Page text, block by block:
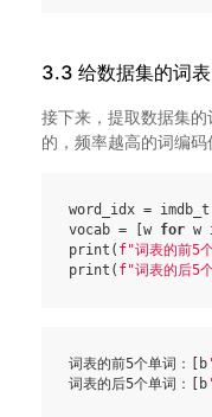
3.3 给数据集的词
接下来，提取数据集
的，频率越高的词编
word_idx =
vocab = w for w
print ( f"词表的前5
print ( f"词表的后5
词表的前5个单词： [b
词表的后5个单词：
[b